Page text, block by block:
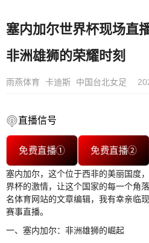
塞内加尔世界杯现场直
非洲雄狮的荣耀时刻
雨燕体育 卡迪斯 中国台北女足
直播信号
免费直播① 免费直播②
塞内加尔，这个位于西非的美丽国度
界杯的激情，让这个国家的每一个角
名体育网站的文章编辑，我有幸亲临
赛事直播。
一、塞内加尔：非洲雄狮的崛起